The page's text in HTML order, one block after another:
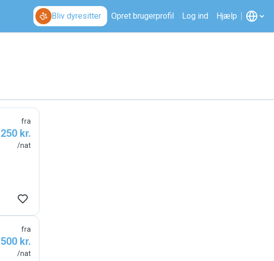
Bliv dyresitter Opret brugerprofil Log ind Hjælp
fra
250 kr.
/nat
fra
500 kr.
/nat